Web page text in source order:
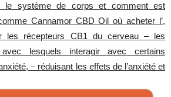
le système de corps et comment est
Cannamor CBD Oil où acheter l’,
les récepteurs CB1 du cerveau – les
lesquels interagir avec certains
– réduisant les effets de l’anxiété et